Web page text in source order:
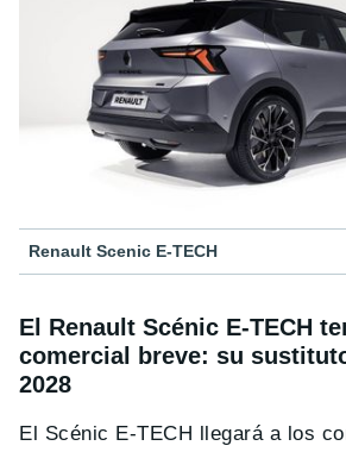
Renault Scenic E-TECH
El Renault Scénic E-TECH
comercial breve: su
2028
El Scénic E-TECH llegará a los